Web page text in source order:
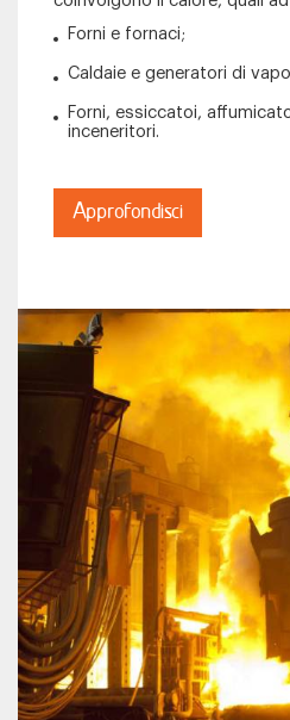
Forni e fornaci;
Caldaie e generatori di
Forni, essiccatoi,
inceneritori.
Approfondisci